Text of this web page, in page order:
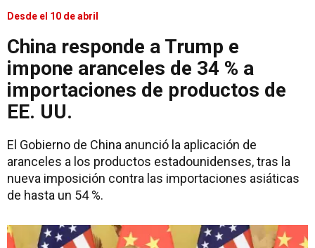
Desde el 10 de abril
China responde a Trump e
impone aranceles de 34 % a
importaciones de productos de
EE. UU.
El Gobierno de China anunció la aplicación de
aranceles a los productos estadounidenses, tras la
nueva imposición contra las importaciones asiáticas
de hasta un 54 %.